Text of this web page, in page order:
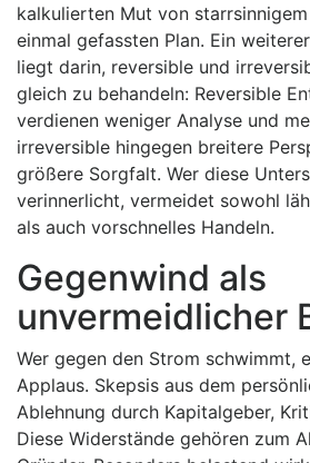
kalkulierten Mut von
einmal gefassten Plan. Ein
liegt darin, reversible und
gleich zu behandeln: Reversible
verdienen weniger Analyse und
irreversible hingegen breitere
größere Sorgfalt. Wer diese
verinnerlicht, vermeidet sowohl
als auch vorschnelles Handeln.
Gegenwind als
unvermeidlicher
Wer gegen den Strom schwimmt,
Applaus. Skepsis aus dem
Ablehnung durch Kapitalgeber,
Diese Widerstände gehören zum